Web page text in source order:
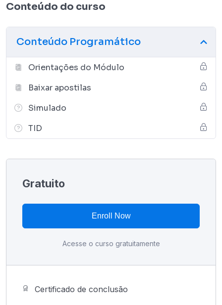
Conteúdo do curso
Conteúdo Programático
Orientações do Módulo
Baixar apostilas
Simulado
TID
Gratuito
Enroll Now
Acesse o curso gratuitamente
Certificado de conclusão